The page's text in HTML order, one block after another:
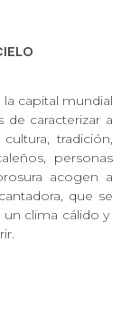
capital mundial
de caracterizar a
tradición,
personas
acogen a
que se
clima cálido y